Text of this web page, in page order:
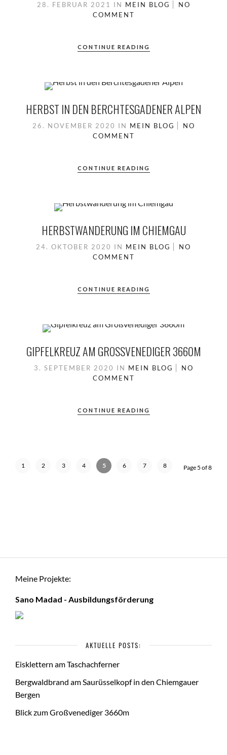
28. FEBRUAR 2021 IN MEIN BLOG
NO
COMMENT
CONTINUE READING
HERBST IN DEN BERCHTESGADENER ALPEN
26. NOVEMBER 2020 IN MEIN BLOG
NO
COMMENT
CONTINUE READING
HERBSTWANDERUNG IM CHIEMGAU
24. OKTOBER 2020 IN MEIN BLOG
NO
COMMENT
CONTINUE READING
GIPFELKREUZ AM GROSSVENEDIGER 3660M
3. SEPTEMBER 2020 IN MEIN BLOG
NO
COMMENT
CONTINUE READING
1 2 3 4 5 6 7 8 Page 5 of 8
Meine Projekte:
Sano Madad - Ausbildungsförderung
AKTUELLE POSTS:
Eisklettern am Taschachferner
Bergwaldbrand am Saurüsselkopf in den Chiemgauer
Bergen
Blick zum Großvenediger 3660m